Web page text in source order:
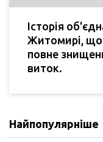
Історія
Житомирі, що
повне
виток.
Найпопулярніше